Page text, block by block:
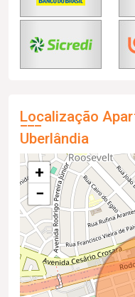
Localização
Uberlândia
+
−